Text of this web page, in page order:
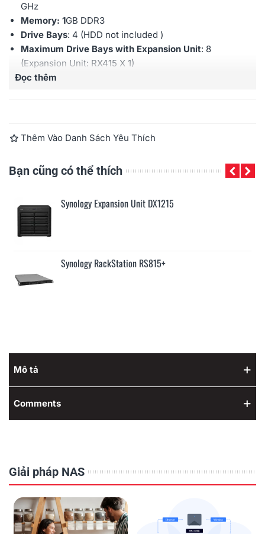
GHz
Memory: 1GB DDR3
Drive Bays: 4 (HDD not included )
Maximum Drive Bays with Expansion Unit: 8
(Expansion Unit: RX415 X 1)
Hot swappable Drive
Free License)
Đọc thêm
Thêm Vào Danh Sách Yêu Thích
Bạn cũng có thể thích
Synology DiskStation DS2415+
Synology DataStation EDS14
Mô tả
Comments
Giải pháp NAS